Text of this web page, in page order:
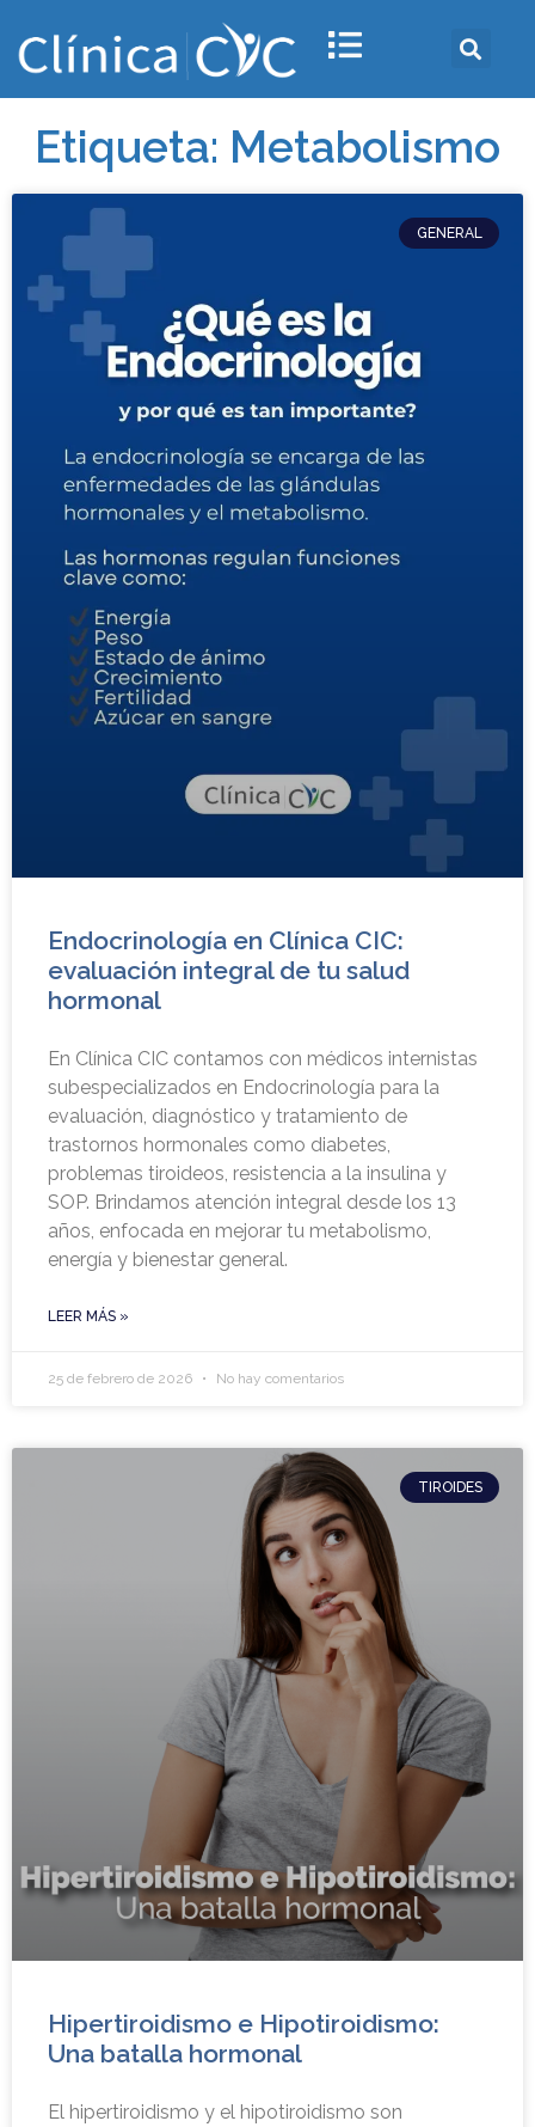
Etiqueta: Metabolismo
GENERAL
Endocrinología en Clínica CIC:
evaluación integral de tu salud
hormonal
En Clínica CIC contamos con médicos internistas
subespecializados en Endocrinología para la
evaluación, diagnóstico y tratamiento de
trastornos hormonales como diabetes,
problemas tiroideos, resistencia a la insulina y
SOP. Brindamos atención integral desde los 13
años, enfocada en mejorar tu metabolismo,
energía y bienestar general.
LEER MÁS »
25 de febrero de 2026 No hay comentarios
TIROIDES
Hipertiroidismo e Hipotiroidismo:
Una batalla hormonal
El hipertiroidismo y el hipotiroidismo son